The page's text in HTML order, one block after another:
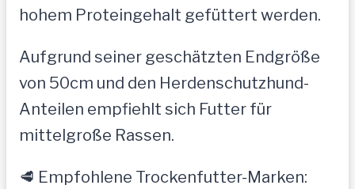
hohem Proteingehalt gefüttert werden.
Aufgrund seiner geschätzten Endgröße
von 50cm und den Herdenschutzhund-
Anteilen empfiehlt sich Futter für
mittelgroße Rassen.
🥩 Empfohlene Trockenfutter-Marken: